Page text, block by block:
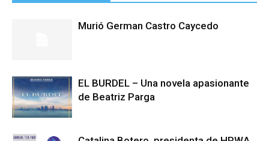
Murió German Castro Caycedo
EL BURDEL – Una novela apasionante
de Beatriz Parga